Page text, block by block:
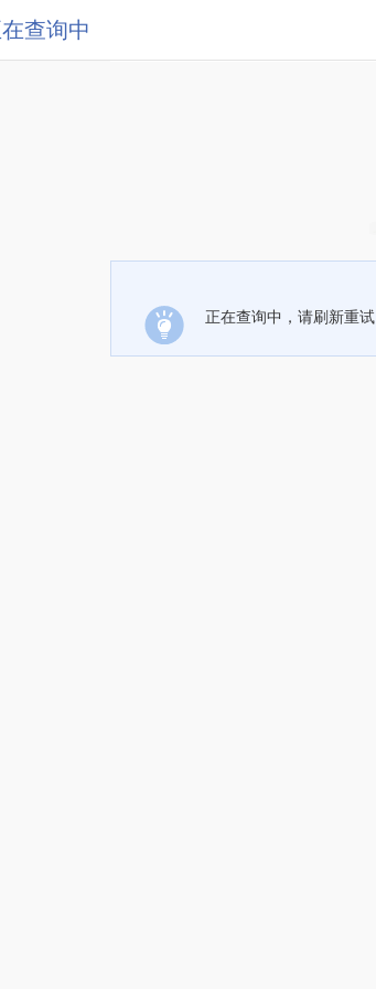
查询中
正在查询中，请刷新重试